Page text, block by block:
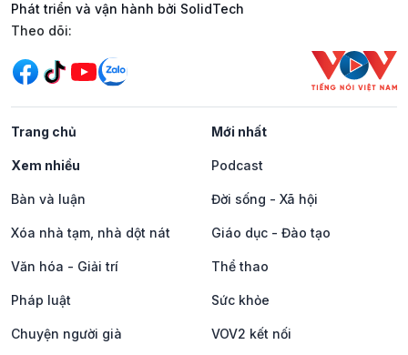
Phát triển và vận hành bởi SolidTech
Mạng xã hội
Theo dõi:
Trang chủ Mới nhất
Xem nhiều Podcast
Bàn và luận Đời sống - Xã hội
Xóa nhà tạm, nhà dột nát Giáo dục - Đào tạo
Văn hóa - Giải trí Thể thao
Pháp luật Sức khỏe
Chuyện người già VOV2 kết nối